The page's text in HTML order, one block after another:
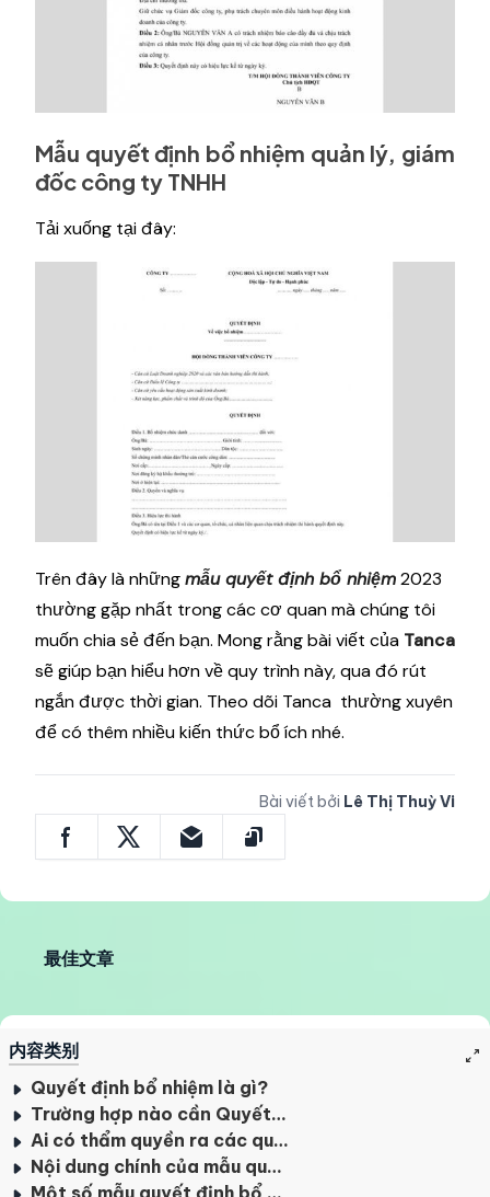
Mẫu quyết định bổ nhiệm quản lý, giám
đốc công ty TNHH
Tải xuống tại đây:
Trên đây là nhữngmẫu quyết định bổ nhiệm2023
thường gặp nhất trong các cơ quan mà chúng tôi
muốn chia sẻ đến bạn. Mong rằng bài viết của Tanca
sẽ giúp bạn hiểu hơn về quy trình này, qua đó rút
ngắn được thời gian. Theo dõi Tanca thường xuyên
để có thêm nhiều kiến thức bổ ích nhé.
Bài viết bởi Lê Thị Thuỳ Vi
最佳文章
内容类别
Quyết định bổ nhiệm là gì?
Trường hợp nào cần Quyết định bổ nhiệm?
Ai có thẩm quyền ra các quyết định bổ nhiệm?
Nội dung chính của mẫu quyết định bổ nhiệm mới nhất
Một số mẫu quyết định bổ nhiệm cho mọi chức vụ 2023